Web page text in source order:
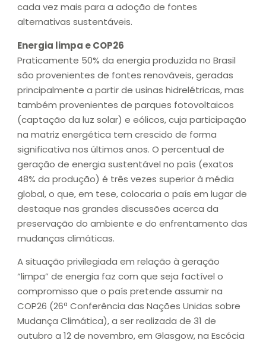
cada vez mais para a adoção de fontes
alternativas sustentáveis.
Energia limpa e COP26
Praticamente 50% da energia produzida no Brasil
são provenientes de fontes renováveis, geradas
principalmente a partir de usinas hidrelétricas, mas
também provenientes de parques fotovoltaicos
(captação da luz solar) e eólicos, cuja participação
na matriz energética tem crescido de forma
significativa nos últimos anos. O percentual de
geração de energia sustentável no país (exatos
48% da produção) é três vezes superior à média
global, o que, em tese, colocaria o país em lugar de
destaque nas grandes discussões acerca da
preservação do ambiente e do enfrentamento das
mudanças climáticas.
A situação privilegiada em relação à geração
“limpa” de energia faz com que seja factível o
compromisso que o país pretende assumir na
COP26 (26ª Conferência das Nações Unidas sobre
Mudança Climática), a ser realizada de 31 de
outubro a 12 de novembro, em Glasgow, na Escócia